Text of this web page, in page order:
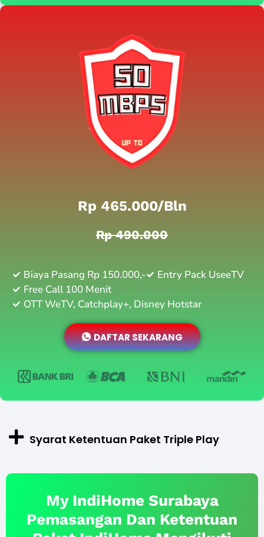
Rp 465.000/bln
Rp 490.000
Biaya Pasang Rp 150.000,-
Entry Pack UseeTV
Free Call 100 Menit
OTT WeTV, Catchplay+, Disney Hotstar
DAFTAR SEKARANG
Syarat Ketentuan Paket Triple Play
My IndiHome Surabaya
Pemasangan Dan Ketentuan